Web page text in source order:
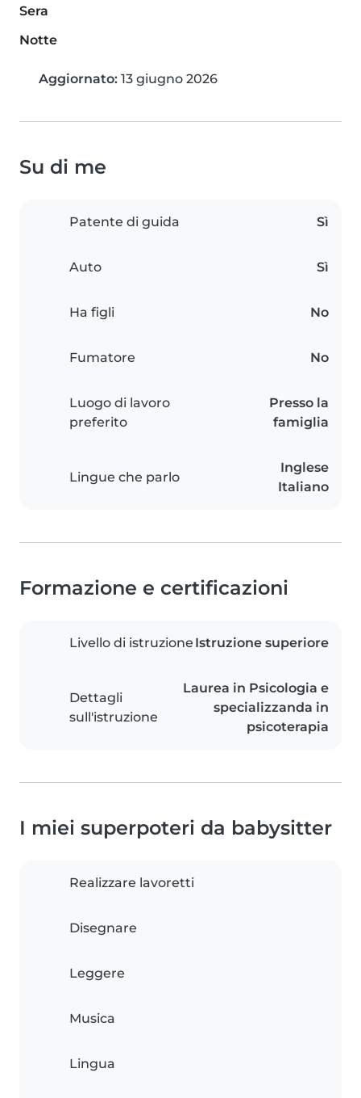
Sera
Notte
Aggiornato: 13 giugno 2026
Su di me
Patente di guida Sì
Auto Sì
Ha figli No
Fumatore No
Luogo di lavoro
preferito
Presso la
famiglia
Lingue che parlo
Inglese
Italiano
Formazione e certificazioni
Livello di istruzione Istruzione superiore
Dettagli
sull'istruzione
Laurea in Psicologia e
specializzanda in
psicoterapia
I miei superpoteri da babysitter
Realizzare lavoretti
Disegnare
Leggere
Musica
Lingua